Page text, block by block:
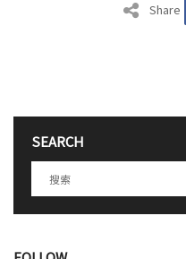
Share
SEARCH